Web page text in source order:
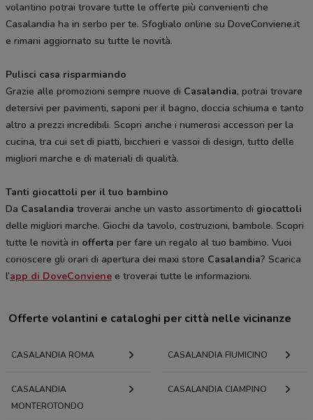
volantino potrai trovare tutte le offerte più convenienti che
Casalandia ha in serbo per te. Sfoglialo online su DoveConviene.it
e rimani aggiornato su tutte le novità.
Pulisci casa risparmiando
Grazie alle promozioni sempre nuove di Casalandia, potrai trovare
detersivi per pavimenti, saponi per il bagno, doccia schiuma e tanto
altro a prezzi incredibili. Scopri anche i numerosi accessori per la
cucina, tra cui set di piatti, bicchieri e vassoi di design, tutto delle
migliori marche e di materiali di qualità.
Tanti giocattoli per il tuo bambino
Da Casalandia troverai anche un vasto assortimento di giocattoli
delle migliori marche. Giochi da tavolo, costruzioni, bambole. Scopri
tutte le novità in offerta per fare un regalo al tuo bambino. Vuoi
conoscere gli orari di apertura dei maxi store Casalandia? Scarica
l’app di DoveConviene e troverai tutte le informazioni.
Offerte volantini e cataloghi per città nelle vicinanze
CASALANDIA ROMA CASALANDIA FIUMICINO
CASALANDIA
MONTEROTONDO
CASALANDIA CIAMPINO